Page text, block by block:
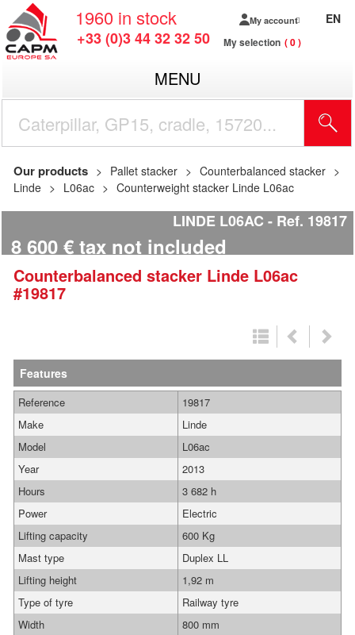
1960 in stock
+33 (0)3 44 32 32 50
My account
My selection 0
EN
MENU
Our products Pallet stacker
Counterbalanced stacker
Linde
L06ac Counterweight stacker Linde L06ac
LINDE L06AC Ref. 19817
8 600 € tax not included
Counterbalanced stacker Linde L06ac
#19817
Features
Reference
19817
Make
Linde
Model
L06ac
Year
2013
Hours
3 682 h
Power
Electric
Lifting capacity
600 Kg
Mast type
Duplex LL
Lifting height
1,92 m
Type of tyre
Railway tyre
Width
800 mm